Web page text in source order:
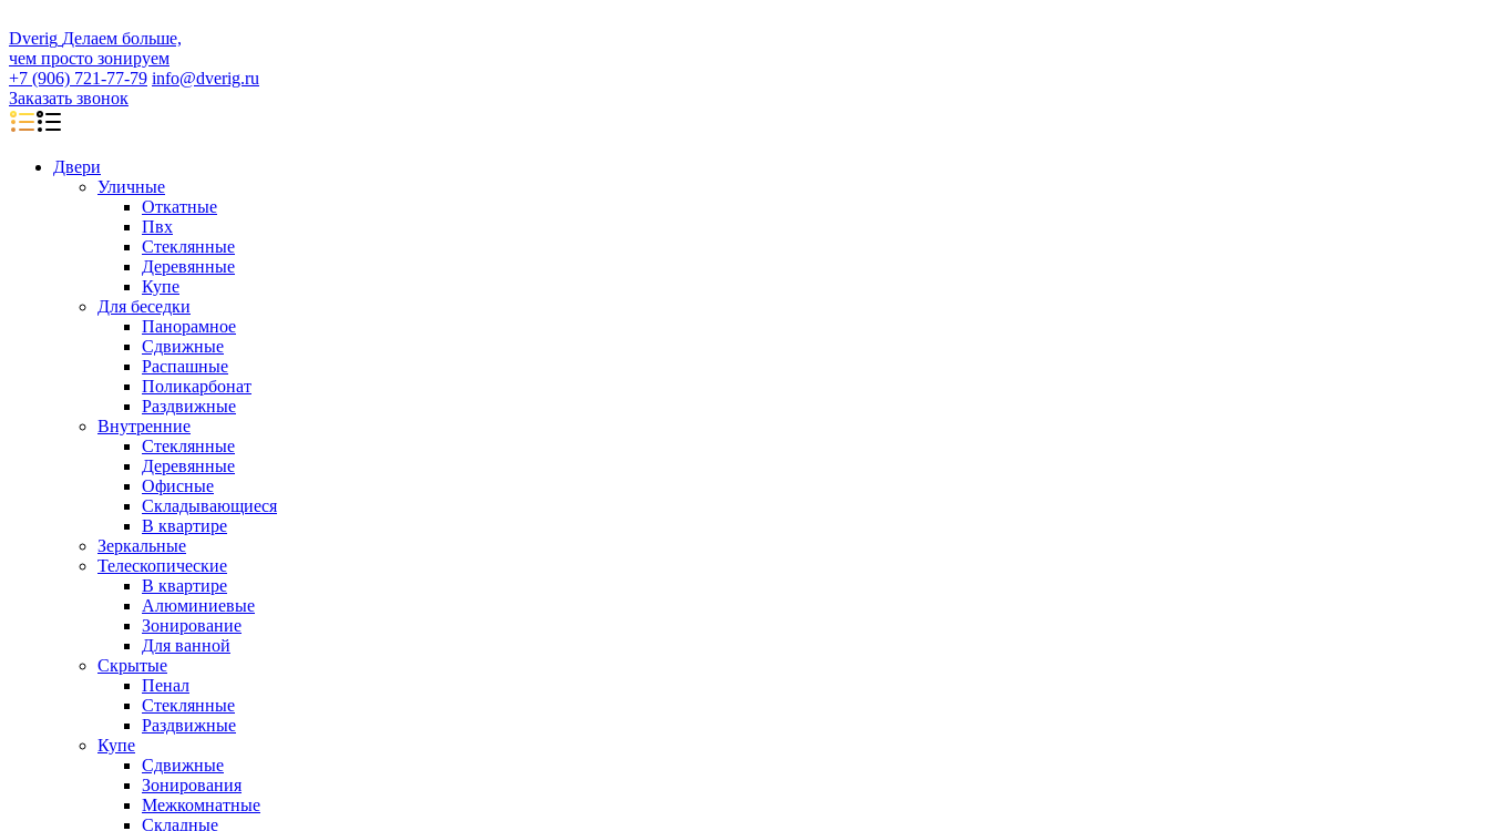
Dverig Делаем больше,
чем просто зонируем
+7 (906) 721-77-79 info@dverig.ru
Заказать звонок
Двери
Уличные
Откатные
Пвх
Стеклянные
Деревянные
Купе
Для беседки
Панорамное
Сдвижные
Распашные
Поликарбонат
Раздвижные
Внутренние
Стеклянные
Деревянные
Офисные
Складывающиеся
В квартире
Зеркальные
Телескопические
В квартире
Алюминиевые
Зонирование
Для ванной
Скрытые
Пенал
Стеклянные
Раздвижные
Купе
Сдвижные
Зонирования
Межкомнатные
Складные